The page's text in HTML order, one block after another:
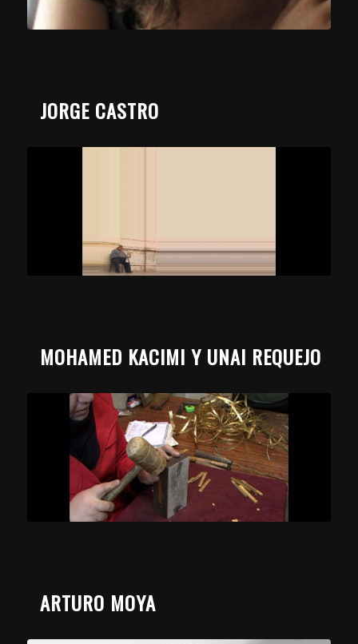
JORGE CASTRO
MOHAMED KACIMI Y UNAI REQUEJO
ARTURO MOYA